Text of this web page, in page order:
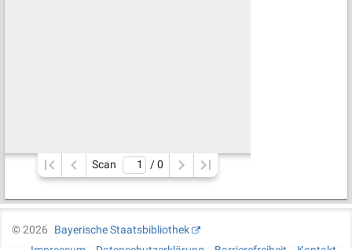
Scan / 0
©2026
Bayerische Staatsbibliothek